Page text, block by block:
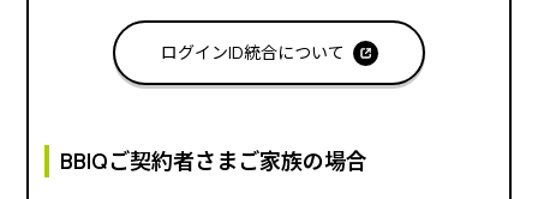
ログインID統合について
BBIQご契約者さまご家族の場合